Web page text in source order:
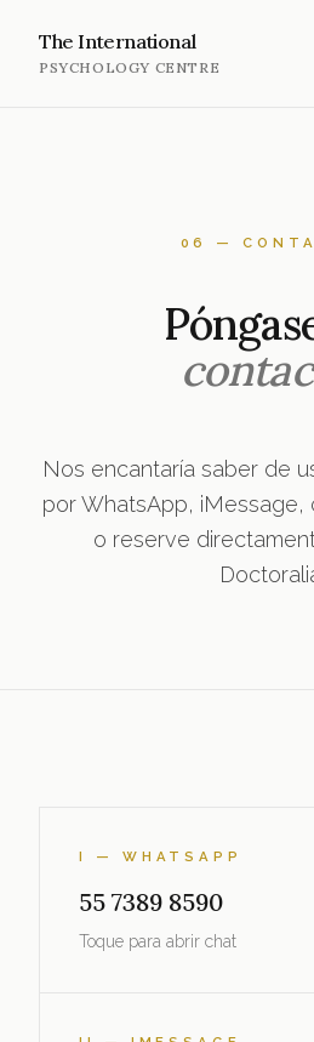
The International
PSYCHOLOGY CENTRE
06 —
Nos encantaría saber de
por WhatsApp, iMessage,
o reserve
I — WHATSAPP
55 7389 8590
Toque para abrir chat